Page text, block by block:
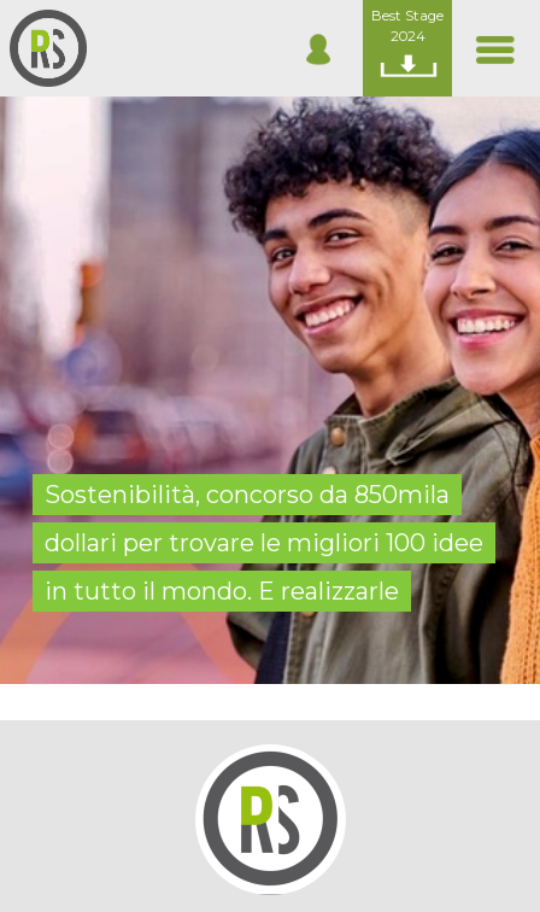
Best Stage
2024
Sostenibilità, concorso da 850mila
dollari per trovare le migliori 100 idee
in tutto il mondo. E realizzarle